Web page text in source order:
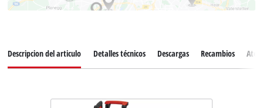
Descripcion del articulo Detalles técnicos Descargas Recambios